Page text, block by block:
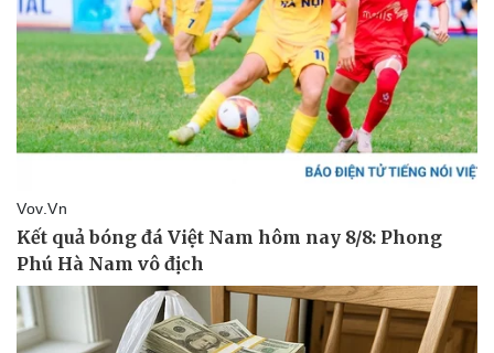
Bóng đá
Lịch thi đấu bóng đá
Thế giới thể thao
eSports
Hậu trường
Ô tô
Xe máy
Tư vấn